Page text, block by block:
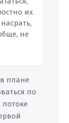
их
не
плане
по
потоке